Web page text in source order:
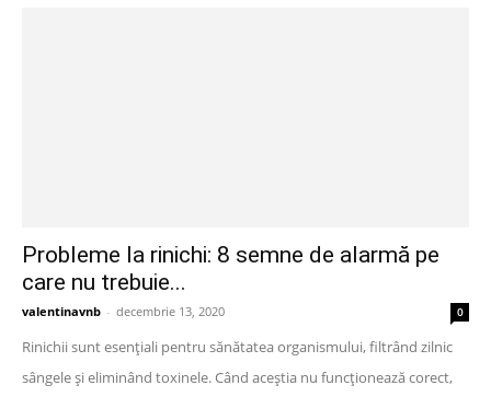
Probleme la rinichi: 8 semne de alarmă pe
care nu trebuie...
valentinavnb - decembrie 13, 2020 0
Rinichii sunt esențiali pentru sănătatea organismului, filtrând zilnic
sângele și eliminând toxinele. Când aceștia nu funcționează corect,